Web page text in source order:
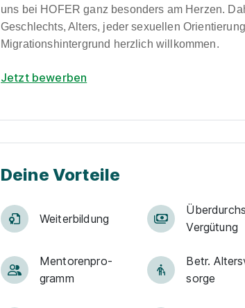
uns bei HOFER ganz besonders am Herzen.
Geschlechts, Alters, jeder sexuellen
Migrationshintergrund herzlich willkommen.
Jetzt bewerben
Deine Vorteile
Weiter­bildung
Ver­gü­tung
Men­to­ren­pro­
gramm
Betr.
sorge